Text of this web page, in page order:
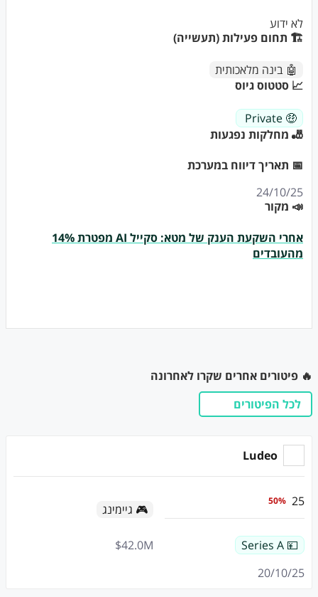
לא ידוע
🏗 תחום פעילות (תעשייה)
🤖 בינה מלאכותית
📈 סטטוס גיוס
🤑 Private
🎳 מחלקות נפגעות
📅 תאריך דיווח במערכת
24/10/25
📣 מקור
אחרי השקעת הענק של מטא: סקייל AI מפטרת 14%
מהעובדים
🔥 פיטורים אחרים שקרו לאחרונה
לכל הפיטורים
Ludeo
25
%
50
🎮 גיימינג
💴 Series A
M
42.0
$
20/10/25